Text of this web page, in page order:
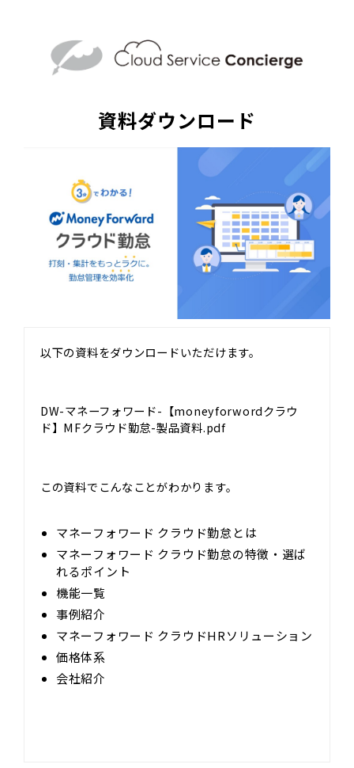
資料ダウンロード
以下の資料をダウンロードいただけます。
DW-マネーフォワード-【moneyforwordクラウ
ド】MFクラウド勤怠-製品資料.pdf
この資料でこんなことがわかります。
マネーフォワード クラウド勤怠とは
マネーフォワード クラウド勤怠の特徴・選ば
れるポイント
機能一覧
事例紹介
マネーフォワード クラウドHRソリューション
価格体系
会社紹介